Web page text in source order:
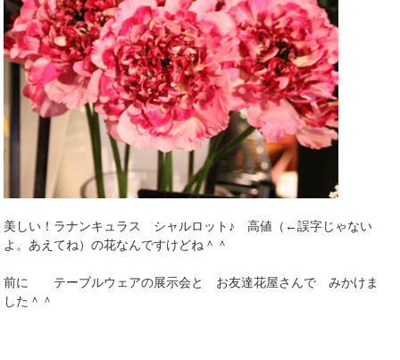
美しい！ラナンキュラス シャルロット♪ 高値（←誤字じゃない
よ。あえてね）の花なんですけどね＾＾
前に テーブルウェアの展示会と お友達花屋さんで みかけま
した＾＾